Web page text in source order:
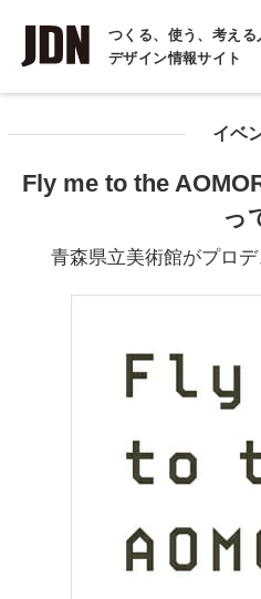
つくる、使う、考える
デザイン情報サイト
INTERVIEW
インタビュー
コラム
イベ
Fly me to the
っ
青森県立美術館がプロ